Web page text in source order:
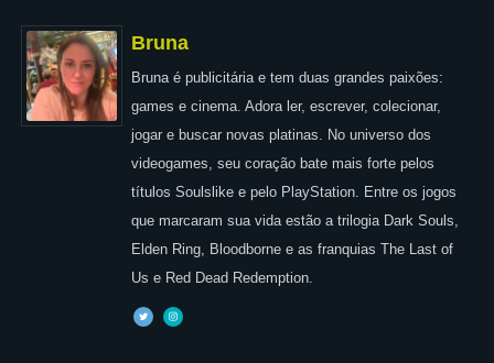
Bruna
Bruna é publicitária e tem duas grandes paixões:
games e cinema. Adora ler, escrever, colecionar,
jogar e buscar novas platinas. No universo dos
videogames, seu coração bate mais forte pelos
títulos Soulslike e pelo PlayStation. Entre os jogos
que marcaram sua vida estão a trilogia Dark Souls,
Elden Ring, Bloodborne e as franquias The Last of
Us e Red Dead Redemption.